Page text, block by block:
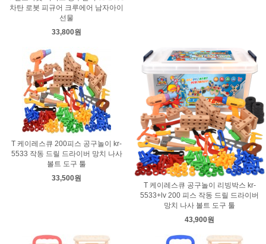
차탄 로봇 피규어 크루에어 남자아이
선물
33,800원
T 케이레스큐 200피스 공구놀이 kr-
5533 작동 드릴 드라이버 망치 나사
볼트 도구 툴
33,500원
T 케이레스큐 공구놀이 리빙박스 kr-
5533+lv 200 피스 작동 드릴 드라이버
망치 나사 볼트 도구 툴
43,900원